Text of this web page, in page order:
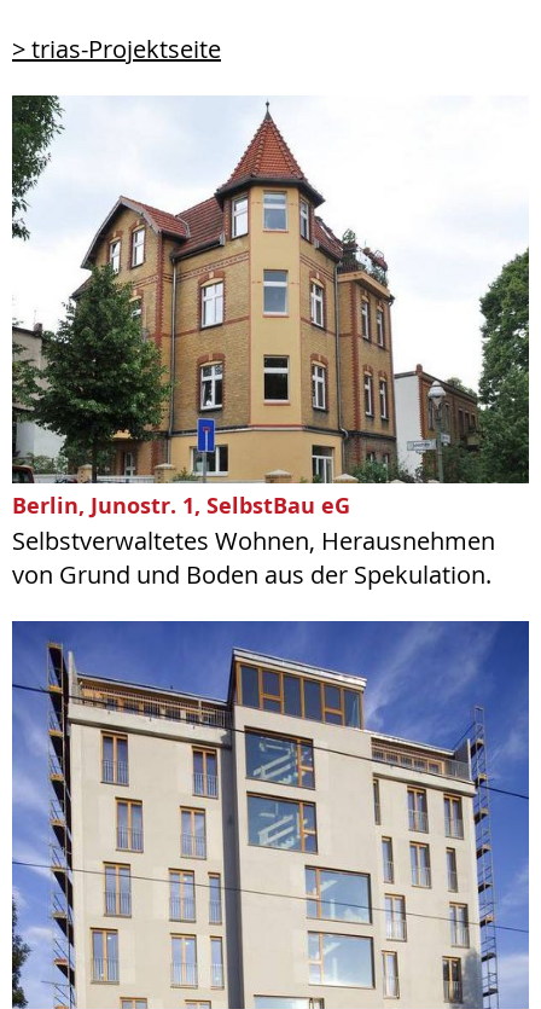
> trias-Projektseite
Berlin, Junostr. 1, SelbstBau eG
Selbstverwaltetes Wohnen, Herausnehmen
von Grund und Boden aus der Spekulation.